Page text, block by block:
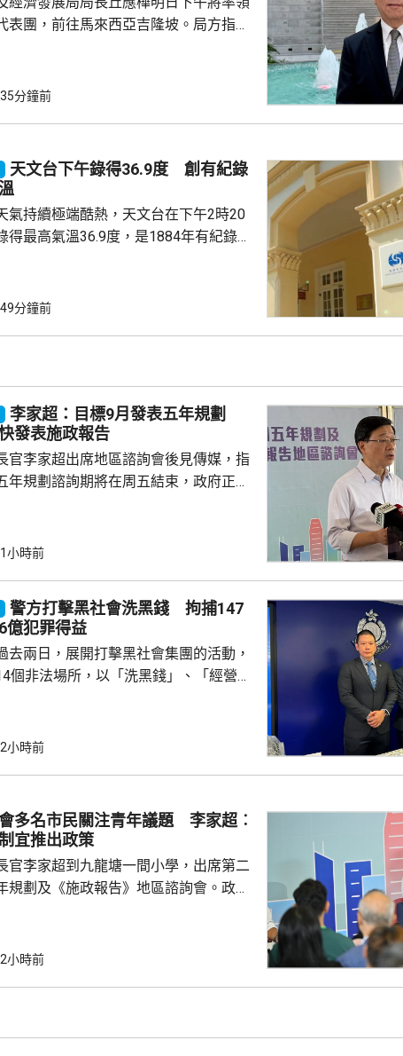
表團，前往馬來西亞吉隆坡。局方指，
外市場情況和需要，代表團成員包括內
，將出席貿發局舉辦的推廣活動，以及
廣署舉辦的商務研討會暨交流午宴，並
業，以及與當地商會和相關機構交
35分鐘前
天文台下午錄得36.9度 創有紀錄
氣持續極端酷熱，天文台在下午2時20
得最高氣溫36.9度，是1884年有紀錄以
的天氣，本港下午多處氣溫升至37度或
49分鐘前
李家超：目標9月發表五年規劃
發表施政報告
官李家超出席地區諮詢會後見傳媒，指
年規劃諮詢期將在周五結束，政府正馬
告發表時間距離五年規劃越短越好，盡
會，收集到的意見當中，有1.3萬份與
劃有關，8500份與施政報告有關。他
詢期間，不少意見反映市民...
1小時前
警方打擊黑社會洗黑錢 拘捕147
億犯罪得益
去兩日，展開打擊黑社會集團的活動，
個非法場所，以「洗黑錢」、「經營非
分人有三合會背景。涉案犯罪集團在去
。警方形容集團分工精細，成員在九龍
等地，經營賭檔及毒窟，亦涉及販毒，
犯罪得益，集團會...
2小時前
多名市民關注青年議題 李家超︰
宜推出政策
官李家超到九龍塘一間小學，出席第二
規劃及《施政報告》地區諮詢會。政務
規劃，因此諮詢會有特別意義，希望就
覺工程及科學專業就業有局限。亦有市
2小時前